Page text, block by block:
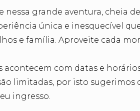
nessa grande aventura, cheia
única e inesquecível
e família. Aproveite cada
acontecem com datas e
limitadas, por isto
ingresso.